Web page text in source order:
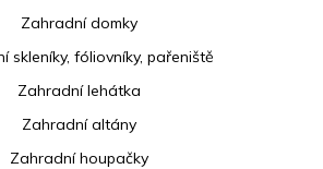
Zahradní domky
skleníky, fóliovníky, pařeniště
Zahradní lehátka
Zahradní altány
Zahradní houpačky